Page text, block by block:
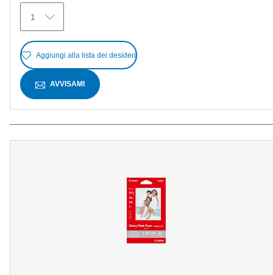
recensioni
1
Aggiungi alla lista dei desideri
AVVISAMI